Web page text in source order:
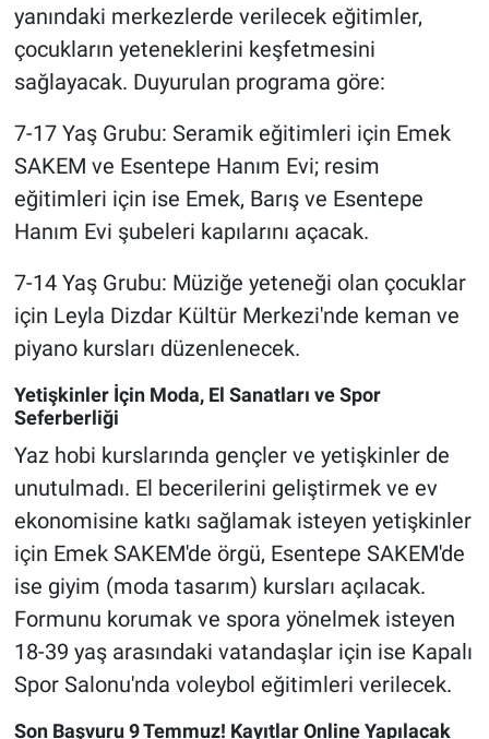
yanındaki merkezlerde verilecek eğitimler,
çocukların yeteneklerini keşfetmesini
sağlayacak. Duyurulan programa göre:
7-17 Yaş Grubu: Seramik eğitimleri için Emek
SAKEM ve Esentepe Hanım Evi; resim
eğitimleri için ise Emek, Barış ve Esentepe
Hanım Evi şubeleri kapılarını açacak.
7-14 Yaş Grubu: Müziğe yeteneği olan çocuklar
için Leyla Dizdar Kültür Merkezi'nde keman ve
piyano kursları düzenlenecek.
Yetişkinler İçin Moda, El Sanatları ve Spor
Seferberliği
Yaz hobi kurslarında gençler ve yetişkinler de
unutulmadı. El becerilerini geliştirmek ve ev
ekonomisine katkı sağlamak isteyen yetişkinler
için Emek SAKEM'de örgü, Esentepe SAKEM'de
ise giyim (moda tasarım) kursları açılacak.
Formunu korumak ve spora yönelmek isteyen
18-39 yaş arasındaki vatandaşlar için ise Kapalı
Spor Salonu'nda voleybol eğitimleri verilecek.
Son Başvuru 9 Temmuz! Kayıtlar Online Yapılacak